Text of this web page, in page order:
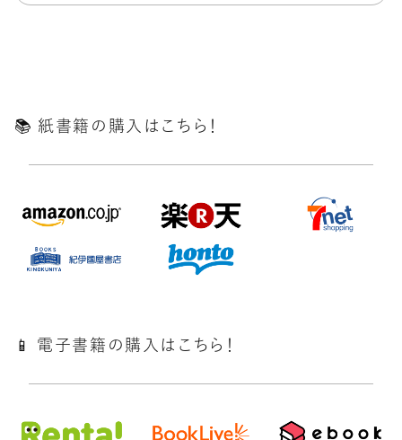
📚️ 紙書籍の購入はこちら！
📱 電子書籍の購入はこちら！